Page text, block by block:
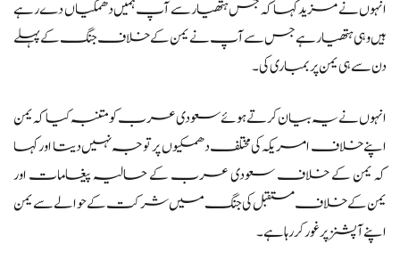
انہوں نے مزید کہا کہ جس ہتھیار سے آپ ہمیں دھمکیاں دے رہے
ہیں وہی ہتھیار ہے جس سے آپ نے یمن کے خلاف جنگ کے پہلے
دن سے ہی یمن پر بمباری کی۔
انہوں نے یہ بیان کرتے ہوئے سعودی عرب کو متنبہ کیا کہ یمن
اپنے خلاف امریکہ کی مختلف دھمکیوں پر توجہ نہیں دیتا اور کہا
کہ یمن کے خلاف سعودی عرب کے حالیہ پیغامات اور
یمن کے خلاف مستقبل کی جنگ میں شرکت کے حوالے سے یمن
اپنے آپشنز پر غور کر رہا ہے۔